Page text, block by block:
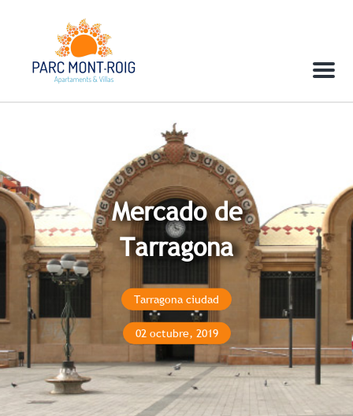
Menu
Mercado de
Tarragona
Tarragona ciudad
02 octubre, 2019